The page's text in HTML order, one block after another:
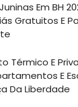
Em BH
Gratuitos E
Térmico E
E
Da Liberdade